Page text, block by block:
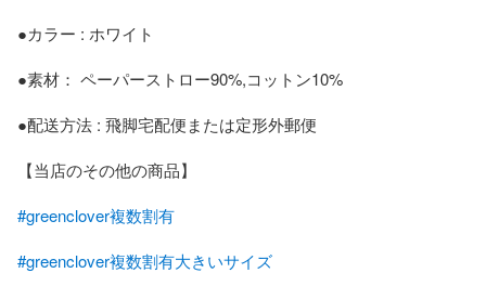
●カラー : ホワイト
●素材： ペーパーストロー90%,コットン10%
●配送方法 : 飛脚宅配便または定形外郵便
【当店のその他の商品】
#greenclover複数割有
#greenclover複数割有大きいサイズ